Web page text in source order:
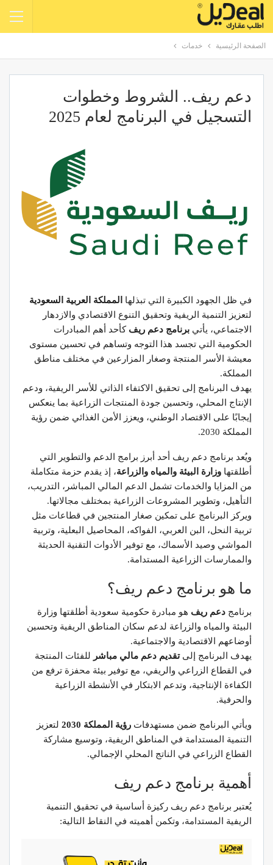
الصفحة الرئيسية خدمات
دعم ريف.. الشروط وخطوات
التسجيل في البرنامج لعام 2025
في ظل الجهود الكبيرة التي تبذلها
المملكة العربية السعودية
لتعزيز التنمية الريفية وتحقيق التنوع الاقتصادي والازدهار
الاجتماعي، يأتي برنامج دعم ريف كأحد أهم المبادرات
الحكومية التي تجسد هذا التوجه وتساهم في تحسين مستوى
معيشة الأسر المنتجة وصغار المزارعين في مختلف مناطق
المملكة.
يهدف البرنامج إلى تحقيق الاكتفاء الذاتي للأسر الريفية، ودعم
الإنتاج المحلي، وتحسين جودة المنتجات الزراعية بما ينعكس
إيجابًا على الاقتصاد الوطني، ويعزز الأمن الغذائي ضمن رؤية
المملكة 2030.
ويُعد برنامج دعم ريف أحد أبرز برامج الدعم والتطوير التي
أطلقتها وزارة البيئة والمياه والزراعة، إذ يقدم حزمة متكاملة
من المزايا والخدمات تشمل الدعم المالي المباشر، التدريب،
التأهيل، وتطوير المشروعات الزراعية بمختلف مجالاتها.
ويركز البرنامج على تمكين صغار المنتجين في قطاعات مثل
تربية النحل، البن العربي، الفواكه، المحاصيل البعلية، وتربية
المواشي وصيد الأسماك، مع توفير الأدوات التقنية الحديثة
والممارسات الزراعية المستدامة.
ما هو برنامج دعم ريف؟
برنامج دعم ريف هو مبادرة حكومية سعودية أطلقتها وزارة
البيئة والمياه والزراعة لدعم سكان المناطق الريفية وتحسين
أوضاعهم الاقتصادية والاجتماعية.
يهدف البرنامج إلىتقديم دعم مالي مباشر للفئات المنتجة
في القطاع الزراعي والريفي، مع توفير بيئة محفزة ترفع من
الكفاءة الإنتاجية، وتدعم الابتكار في الأنشطة الزراعية
والحرفية.
ويأتي البرنامج ضمن مستهدفات رؤية المملكة 2030
لتعزيز
التنمية المستدامة في المناطق الريفية، وتوسيع مشاركة
القطاع الزراعي في الناتج المحلي الإجمالي.
أهمية برنامج دعم ريف
يُعتبر برنامج دعم ريف ركيزة أساسية في تحقيق التنمية
الريفية المستدامة، وتكمن أهميته في النقاط التالية: